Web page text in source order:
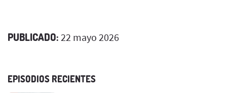
PUBLICADO: 22 mayo 2026
EPISODIOS RECIENTES